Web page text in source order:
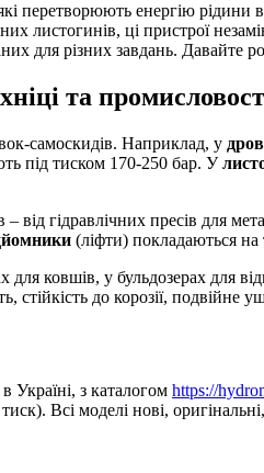
листогинів, ці пристрої
для різних завдань. Давайте
та
самоскидів. Наприклад, у
під тиском 170-250 бар. У
від гідравлічних пресів для
(ліфти) покладаються на
для ковшів, у бульдозерах для
стійкість до корозії, подвійне
Україні, з каталогом https://
Всі моделі нові,